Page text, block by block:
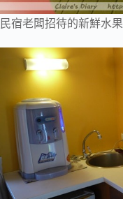
民宿老闆招待的新鮮水果